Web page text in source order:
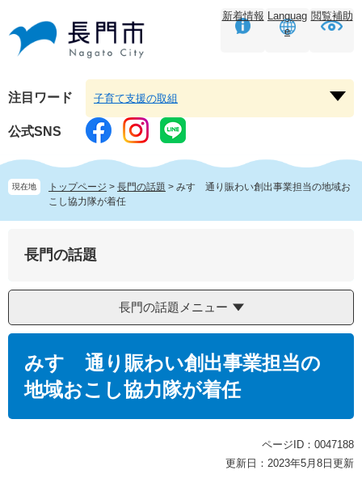
頭
す。
飛
し
本
文
へ
新着情報 Languag
e
閲覧補助
注目ワード
ー
を
子育て支援の取組
公式SNS
現在地 トップページ > 長門の話題 > みすゞ通り賑わい創出事業担当の地域お
こし協力隊が着任
長門の話題
長門の話題メニュー
みすゞ通り賑わい創出事業担当の
地域おこし協力隊が着任
ページID：0047188
更新日：2023年5月8日更新